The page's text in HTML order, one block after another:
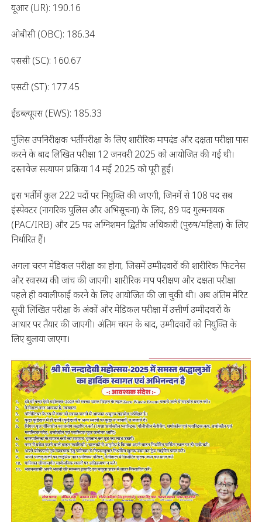
यूआर (UR): 190.16
ओबीसी (OBC): 186.34
एससी (SC): 160.67
एसटी (ST): 177.45
ईडब्ल्यूएस (EWS): 185.33
पुलिस उपनिरीक्षक भर्ती परीक्षा के लिए शारीरिक मापदंड और दक्षता परीक्षा पास
करने के बाद लिखित परीक्षा 12 जनवरी 2025 को आयोजित की गई थी।
दस्तावेज सत्यापन प्रक्रिया 14 मई 2025 को पूरी हुई।
इस भर्ती में कुल 222 पदों पर नियुक्ति की जाएगी, जिनमें से 108 पद सब
इंस्पेक्टर (नागरिक पुलिस और अभिसूचना) के लिए, 89 पद गुल्मनायक
(PAC/IRB) और 25 पद अग्निशमन द्वितीय अधिकारी (पुरुष/महिला) के लिए
निर्धारित हैं।
अगला चरण मेडिकल परीक्षा का होगा, जिसमें उम्मीदवारों की शारीरिक फिटनेस
और स्वास्थ्य की जांच की जाएगी। शारीरिक माप परीक्षण और दक्षता परीक्षा
पहले ही क्वालीफाई करने के लिए आयोजित की जा चुकी थी। अब अंतिम मेरिट
सूची लिखित परीक्षा के अंकों और मेडिकल परीक्षा में उत्तीर्ण उम्मीदवारों के
आधार पर तैयार की जाएगी। अंतिम चयन के बाद, उम्मीदवारों को नियुक्ति के
लिए बुलाया जाएगा।